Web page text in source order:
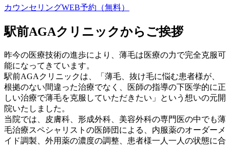
カウンセリングWEB予約（無料）
駅前AGAクリニックからご挨拶
昨今の医療技術の進歩により、薄毛は医療の力で完全克服可
能になってきています。
駅前AGAクリニックは、「薄毛、抜け毛に悩む患者様が、
根拠のない間違った治療でなく、医師の指導の下医学的に正
しい治療で薄毛を克服していただきたい」という想いの元開
院いたしました。
当院では、皮膚科、形成外科、美容外科の専門医の中でも薄
毛治療スペシャリストの医師団による、内服薬のオーダーメ
イド調製、外用薬の濃度の調整、患者様一人一人の状態に合